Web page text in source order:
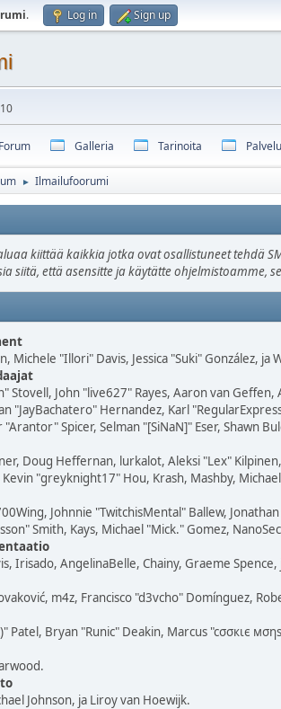
. Log in Sign up
Forum Galleria Tarinoita
► Ilmailufoorumi
kiittää kaikkia jotka ovat osallistuneet tehdä
siitä, että asensitte ja käytätte
Michele "Illori" Davis, Jessica "Suki" González, ja
Stovell, John "live627" Rayes, Aaron van
"JayBachatero" Hernandez, Karl
"Arantor" Spicer, Selman "[SiNaN]" Eser, Shawn
Doug Heffernan, lurkalot, Aleksi "Lex"
Kevin "greyknight17" Hou, Krash, Mashby,
Johnnie "TwitchisMental" Ballew,
Smith, Kays, Michael "Mick." Gomez,
Irisado, AngelinaBelle, Chainy, Graeme
m4z, Francisco "d3vcho" Domínguez,
Patel, Bryan "Runic" Deakin, Marcus "cσσкιє
Johnson, ja Liroy van Hoewijk.